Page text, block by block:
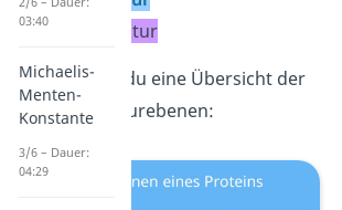
Quartärstruktur
Hier bekommst du eine Übersicht der
einzelnen Strukturebenen:
03:40
Michaelis-
Menten-
Konstante
3/6 – Dauer:
04:29